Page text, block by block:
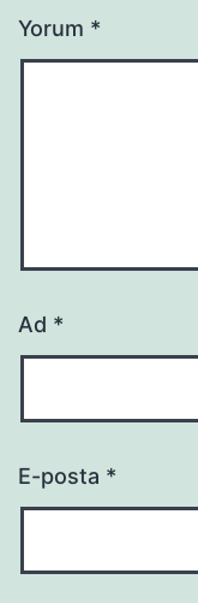
Yorum *
Ad *
E-posta *